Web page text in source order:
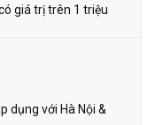
giá trị trên 1 triệu
dụng với Hà Nội &